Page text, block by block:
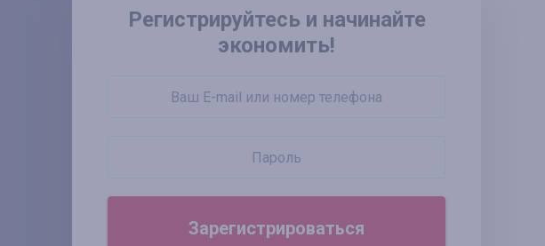
Регистрируйтесь и начинайте
экономить!
Зарегистрироваться